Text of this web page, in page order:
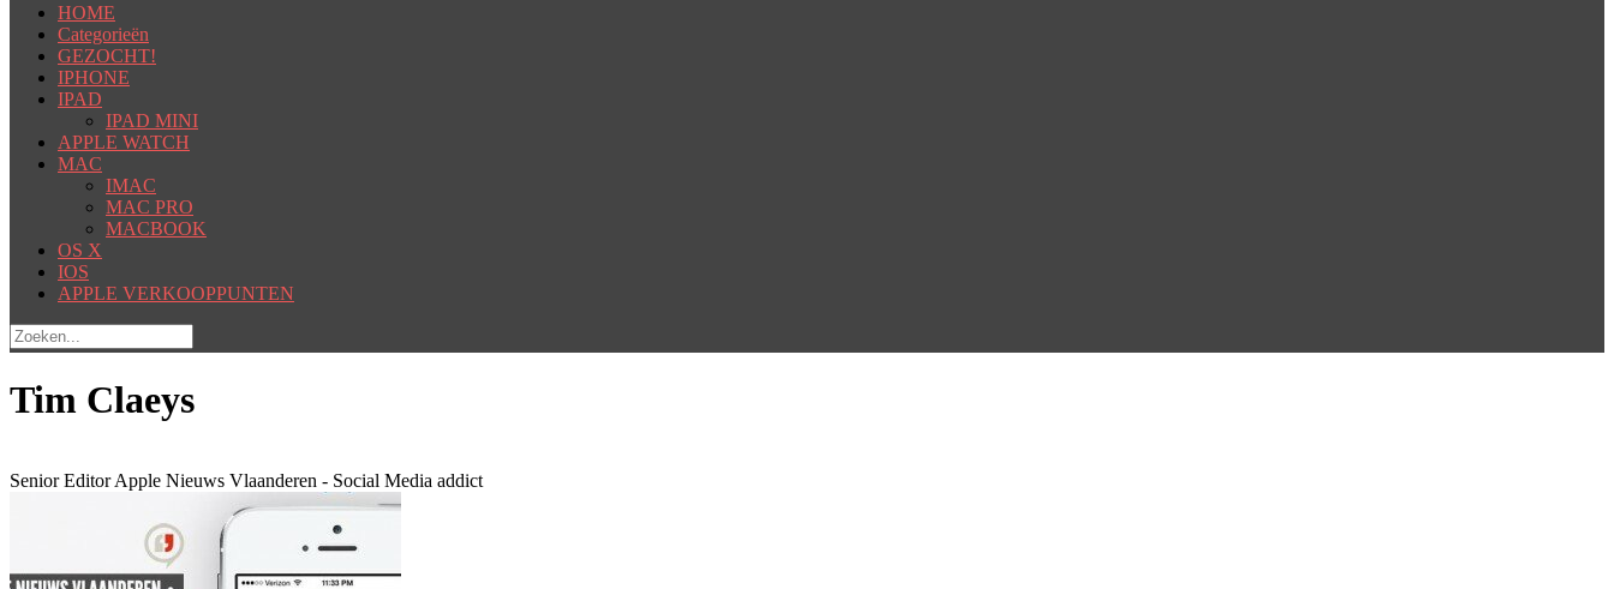
HOME
Categorieën
GEZOCHT!
IPHONE
IPAD
IPAD MINI
APPLE WATCH
MAC
IMAC
MAC PRO
MACBOOK
OS X
IOS
APPLE VERKOOPPUNTEN
Tim Claeys
Senior Editor Apple Nieuws Vlaanderen - Social Media addict